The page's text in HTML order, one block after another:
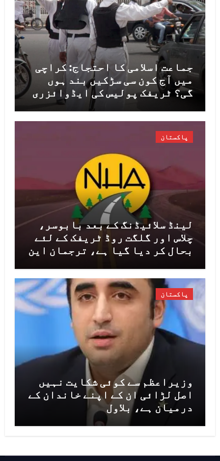
جماعت اسلامی کا احتجاج: کراچی
میں آج کون سی سڑکیں بند ہوں
گی؟ ٹریفک پولیس کی ایڈوائزری
پاکستان
لینڈ سلائیڈنگ کے بعد بابوسر،
چلاس اور گلگت روڈ ٹریفک کے لئے
بحال کر دیا گیا ہے، ترجمان این
پاکستان
وزیراعظم سے کوئی شکایت نہیں
اصل لڑائی ان کے اپنے خاندان کے
درمیان ہے، بلاول